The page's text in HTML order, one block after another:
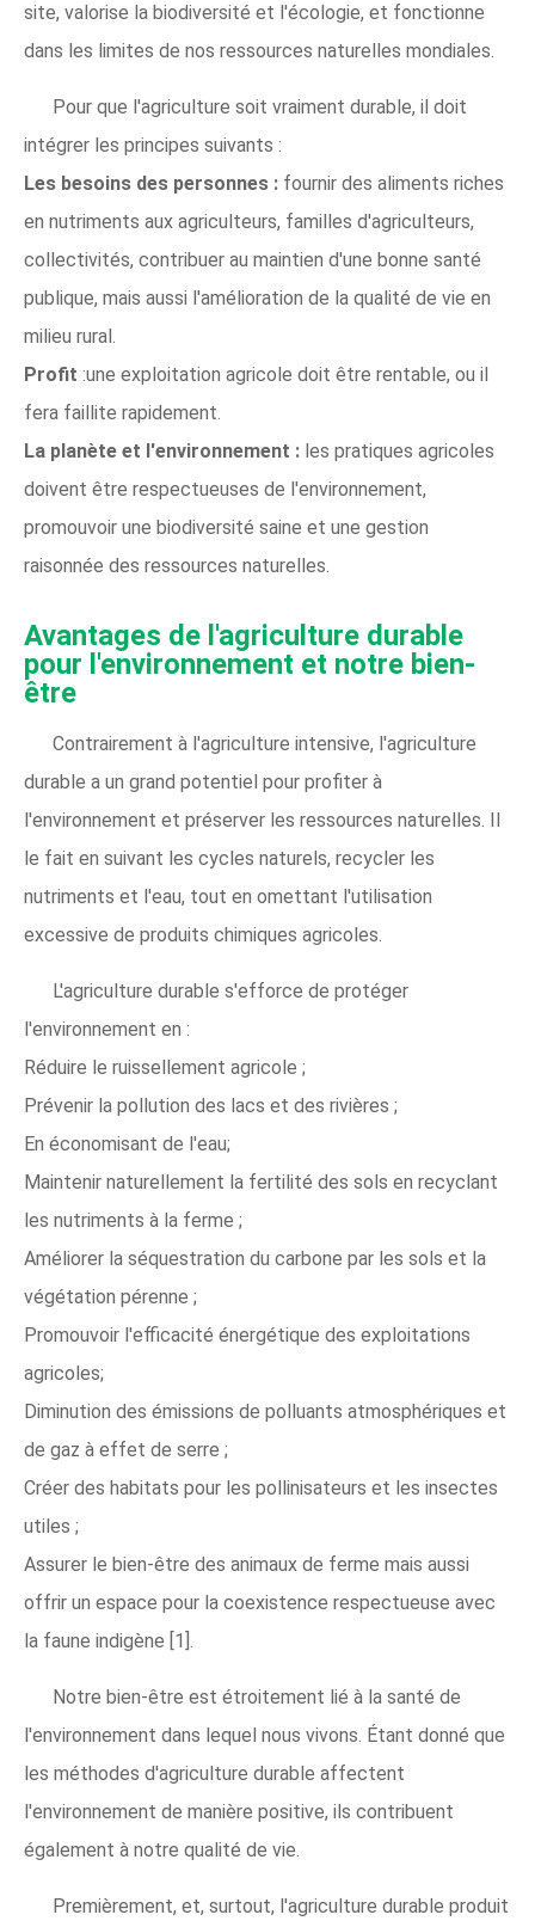
site, valorise la biodiversité et l'écologie, et fonctionne
dans les limites de nos ressources naturelles mondiales.
Pour que l'agriculture soit vraiment durable, il doit
intégrer les principes suivants :
Les besoins des personnes : fournir des aliments riches
en nutriments aux agriculteurs, familles d'agriculteurs,
collectivités, contribuer au maintien d'une bonne santé
publique, mais aussi l'amélioration de la qualité de vie en
milieu rural.
Profit :une exploitation agricole doit être rentable, ou il
fera faillite rapidement.
La planète et l'environnement : les pratiques agricoles
doivent être respectueuses de l'environnement,
promouvoir une biodiversité saine et une gestion
raisonnée des ressources naturelles.
Avantages de l'agriculture durable
pour l'environnement et notre bien-
être
Contrairement à l'agriculture intensive, l'agriculture
durable a un grand potentiel pour profiter à
l'environnement et préserver les ressources naturelles. Il
le fait en suivant les cycles naturels, recycler les
nutriments et l'eau, tout en omettant l'utilisation
excessive de produits chimiques agricoles.
L'agriculture durable s'efforce de protéger
l'environnement en :
Réduire le ruissellement agricole ;
Prévenir la pollution des lacs et des rivières ;
En économisant de l'eau;
Maintenir naturellement la fertilité des sols en recyclant
les nutriments à la ferme ;
Améliorer la séquestration du carbone par les sols et la
végétation pérenne ;
Promouvoir l'efficacité énergétique des exploitations
agricoles;
Diminution des émissions de polluants atmosphériques et
de gaz à effet de serre ;
Créer des habitats pour les pollinisateurs et les insectes
utiles ;
Assurer le bien-être des animaux de ferme mais aussi
offrir un espace pour la coexistence respectueuse avec
la faune indigène [1].
Notre bien-être est étroitement lié à la santé de
l'environnement dans lequel nous vivons. Étant donné que
les méthodes d'agriculture durable affectent
l'environnement de manière positive, ils contribuent
également à notre qualité de vie.
Premièrement, et, surtout, l'agriculture durable produit